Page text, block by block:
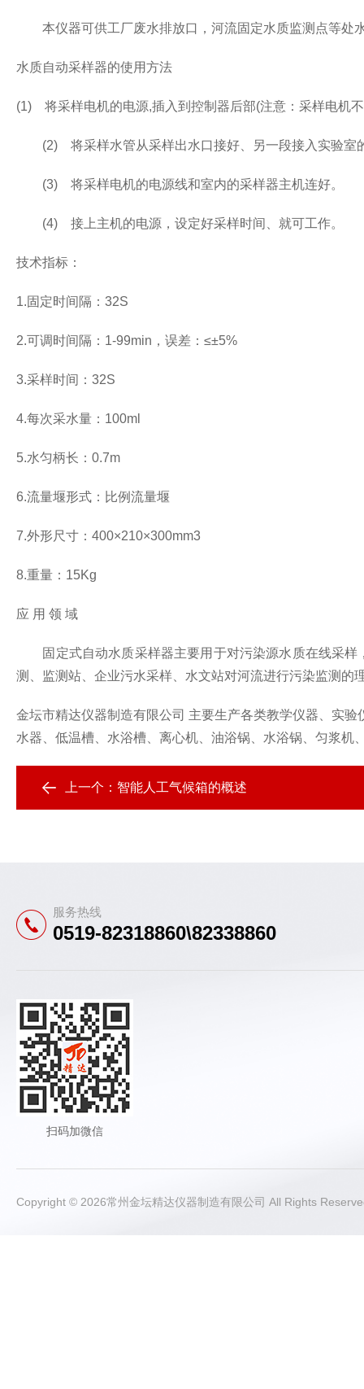
本仪器可供工厂废水排放口，河流固定水质监测点等处
水质自动采样器的使用方法
(1) 将采样电机的电源,插入到控制器后部(注意：采样电机
(2) 将采样水管从采样出水口接好、另一段接入实验室
(3) 将采样电机的电源线和室内的采样器主机连好。
(4) 接上主机的电源，设定好采样时间、就可工作。
技术指标：
1.固定时间隔：32S
2.可调时间隔：1-99min，误差：≤±5%
3.采样时间：32S
4.每次采水量：100ml
5.水匀柄长：0.7m
6.流量堰形式：比例流量堰
7.外形尺寸：400×210×300mm3
8.重量：15Kg
应 用 领 域
固定式自动水质采样器主要用于对污染源水质在线采样
测、监测站、企业污水采样、水文站对河流进行污染监测
金坛市精达仪器制造有限公司 主要生产各类教学仪器、实
水器、低温槽、水浴槽、离心机、油浴锅、水浴锅、匀浆
上一个： 智能人工气候箱的概述
服务热线
0519-82318860\82338860
扫码加微信
Copyright © 2026常州金坛精达仪器制造有限公司 All Rights